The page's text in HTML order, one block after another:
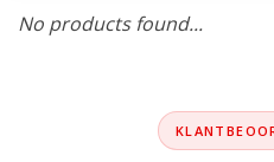
No products found...